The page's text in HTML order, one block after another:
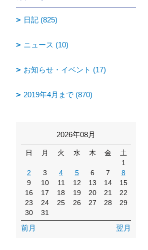
日記 (825)
ニュース (10)
お知らせ・イベント (17)
2019年4月まで (870)
2026年08月
日 月 火 水 木 金
土
1
2
3 4 5 6 7
8
9
10 11 12 13 14
15
16
17 18 19 20 21
22
23
24 25 26 27 28
29
30
31
前月 翌月